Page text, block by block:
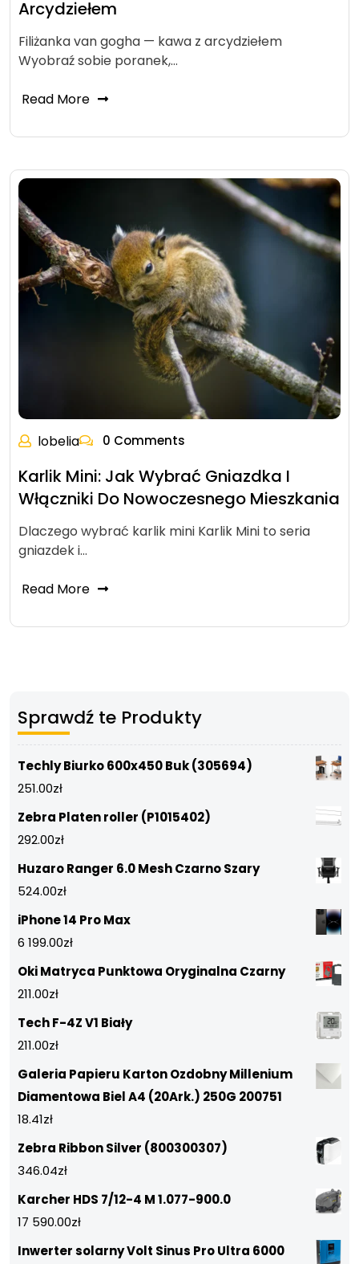
Arcydziełem
Filiżanka van gogha — kawa z arcydziełem
Wyobraź sobie poranek,…
Read More
lobelia 0 Comments
Karlik Mini: Jak Wybrać Gniazdka I
Włączniki Do Nowoczesnego Mieszkania
Dlaczego wybrać karlik mini Karlik Mini to seria
gniazdek i…
Read More
Sprawdź te Produkty
Techly Biurko 600x450 Buk (305694)
251.00zł
Zebra Platen roller (P1015402)
292.00zł
Huzaro Ranger 6.0 Mesh Czarno Szary
524.00zł
iPhone 14 Pro Max
6 199.00zł
Oki Matryca Punktowa Oryginalna Czarny
211.00zł
Tech F-4Z V1 Biały
211.00zł
Galeria Papieru Karton Ozdobny Millenium
Diamentowa Biel A4 (20Ark.) 250G 200751
18.41zł
Zebra Ribbon Silver (800300307)
346.04zł
Karcher HDS 7/12-4 M 1.077-900.0
17 590.00zł
Inwerter solarny Volt Sinus Pro Ultra 6000